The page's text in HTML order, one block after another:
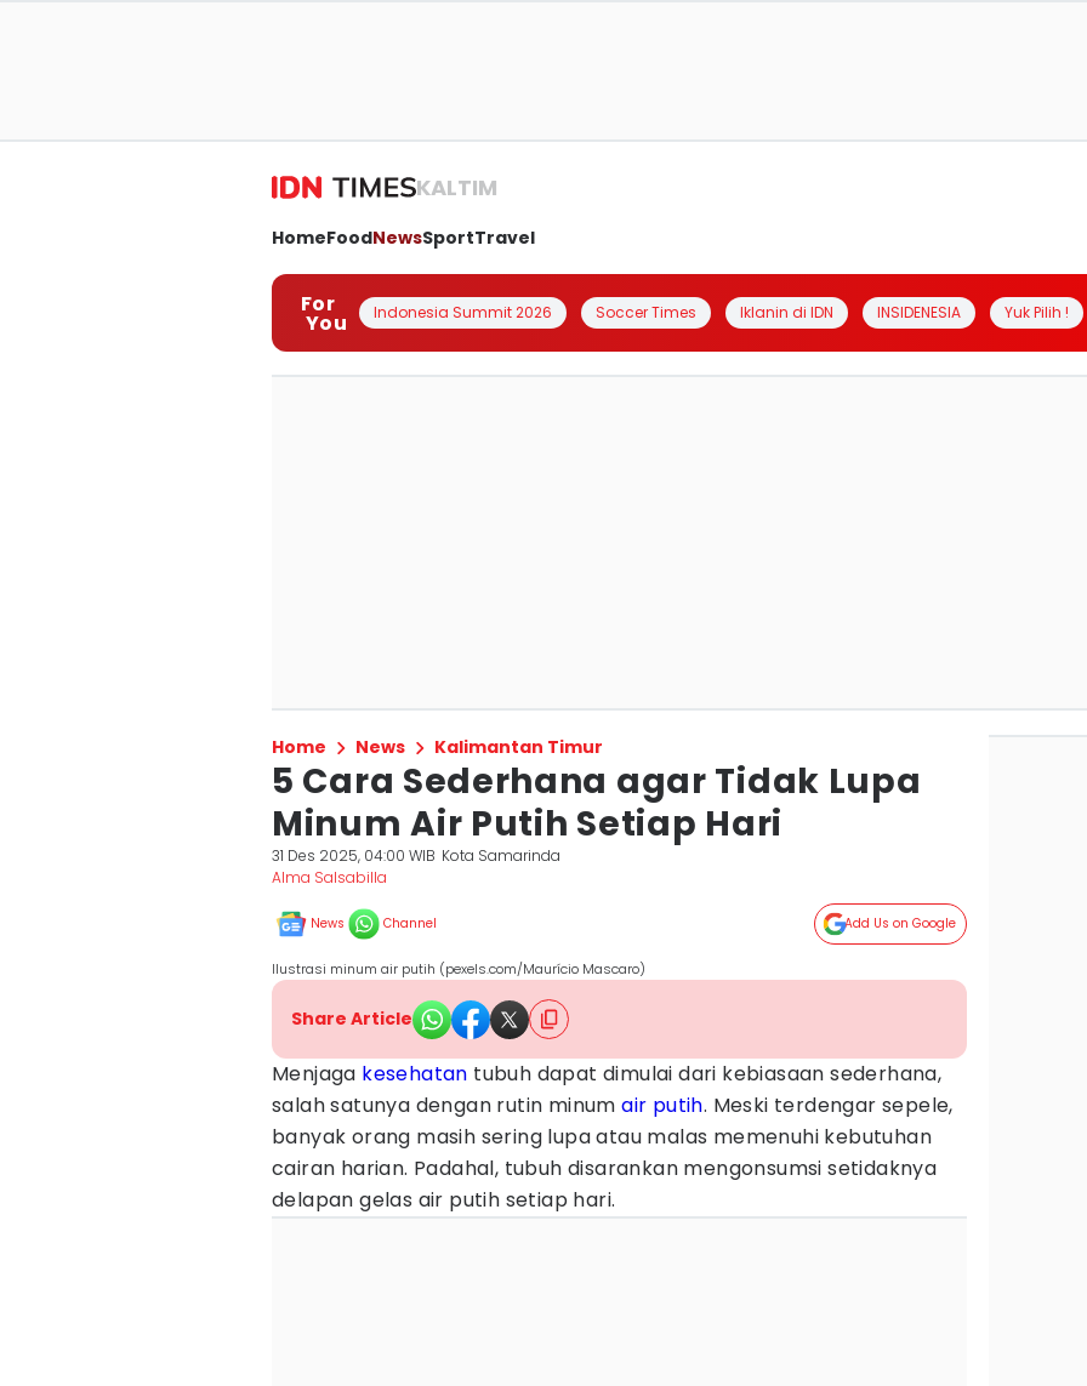
KALTIM
HomeFoodNewsSportTravel
For
You Indonesia Summit 2026 Soccer Times Iklanin di IDN INSIDENESIA Yuk Pilih !
Home News Kalimantan Timur
5 Cara Sederhana agar Tidak Lupa
Minum Air Putih Setiap Hari
31 Des 2025, 04:00 WIB Kota Samarinda
Alma Salsabilla
News Channel Add Us on Google
Ilustrasi minum air putih (pexels.com/Maurício Mascaro)
Share Article
Menjaga kesehatan tubuh dapat dimulai dari kebiasaan sederhana,
salah satunya dengan rutin minumair putih. Meski terdengar sepele,
banyak orang masih sering lupa atau malas memenuhi kebutuhan
cairan harian. Padahal, tubuh disarankan mengonsumsi setidaknya
delapan gelas air putih setiap hari.